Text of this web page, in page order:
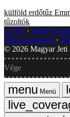
külföld erdőtűz
tűzoltók
GYIK
Hibát
dokumentumok
© 2026 Magyar Jeti
Vége
Menü